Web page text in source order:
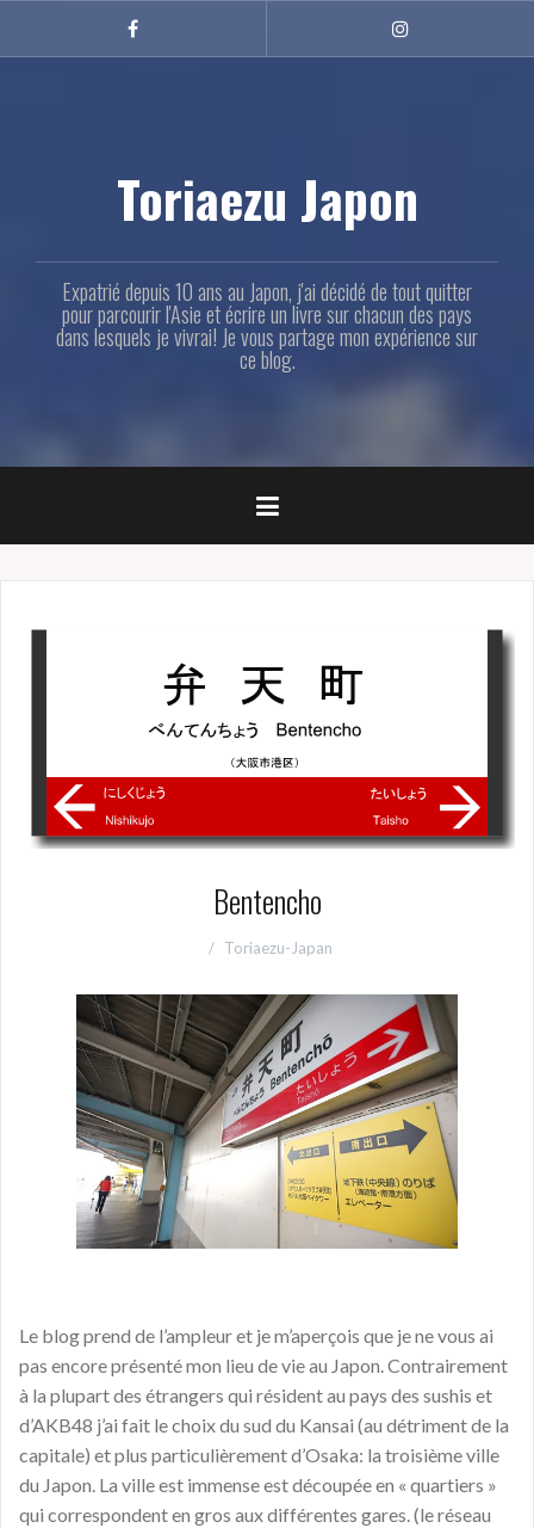
Facebook
Toriaezu Japon
Expatrié depuis 10 ans au Japon, j'ai décidé de tout quitter
pour parcourir l'Asie et écrire un livre sur chacun des pays
dans lesquels je vivrai! Je vous partage mon expérience sur
ce blog.
Bentencho
Toriaezu-Japan
Le blog prend de l’ampleur et je m’aperçois que je ne vous ai
pas encore présenté mon lieu de vie au Japon. Contrairement
à la plupart des étrangers qui résident au pays des sushis et
d’AKB48 j’ai fait le choix du sud du Kansai (au détriment de la
capitale) et plus particulièrement d’Osaka: la troisième ville
du Japon. La ville est immense est découpée en « quartiers »
qui correspondent en gros aux différentes gares. (le réseau